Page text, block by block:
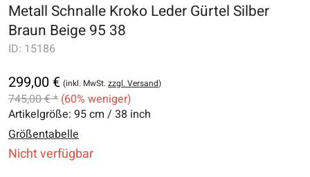
Metall Schnalle Kroko Leder Gürtel Silber
Braun Beige 95 38
ID: 15186
299,00 € (inkl. MwSt.zzgl. Versand)
745,00 € * (60% weniger)
Artikelgröße: 95 cm / 38 inch
Größentabelle
Nicht verfügbar